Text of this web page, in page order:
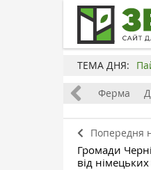
ТЕМА ДНЯ:
Бізнес Ферма
Попередня
Громади
від